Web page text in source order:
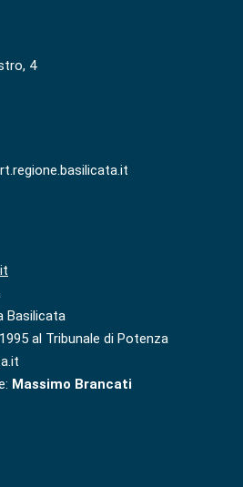
4
Basilicata
al Tribunale di Potenza
Massimo Brancati